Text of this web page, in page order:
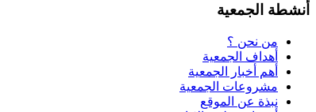
أنشطة الجمعية
من نحن ؟
أهداف الجمعية
أهم أخبار الجمعية
مشروعات الجمعية
نبذة عن الموقع